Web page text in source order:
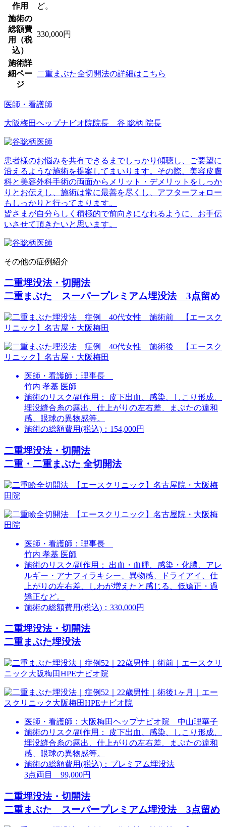
作用
ど。
施術の
総額費
用（税
込）
330,000円
施術詳
細ペー
ジ
二重まぶた全切開法の詳細はこちら
医師・看護師
大阪梅田ヘップナビオ院院長 谷 聡柄 院長
患者様のお悩みを共有できるまでしっかり傾聴し、ご要望に
沿えるような施術を提案してまいります。その際、美容皮膚
科と美容外科手術の両面からメリット・デメリットをしっか
りとお伝えし、施術は常に最善を尽くし、アフターフォロー
もしっかりと行ってまります。
皆さまが自分らしく積極的で前向きになれるように、お手伝
いさせて頂きたいと思います。
その他の症例紹介
二重埋没法・切開法
二重まぶた スーパープレミアム埋没法 3点留め
医師・看護師： 理事長
竹内 孝基 医師
施術のリスク/副作用：
皮下出血、感染、しこり形成、
埋没縫合糸の露出、仕上がりの左右差、まぶたの違和
感、眼球の異物感等。
施術の総額費用(税込)： 154,000円
二重埋没法・切開法
二重・二重まぶた 全切開法
医師・看護師： 理事長
竹内 孝基 医師
施術のリスク/副作用：
出血・血腫、感染・化膿、アレ
ルギー・アナフィラキシー、異物感、ドライアイ、仕
上がりの左右差、しわが増えたと感じる、低矯正・過
矯正など。
施術の総額費用(税込)： 330,000円
二重埋没法・切開法
二重まぶた埋没法
医師・看護師： 大阪梅田ヘップナビオ院 中山理華子
施術のリスク/副作用：
皮下出血、感染、しこり形成、
埋没縫合糸の露出、仕上がりの左右差、まぶたの違和
感、眼球の異物感等。
施術の総額費用(税込)： プレミアム埋没法⁣⁣
3点両目 99,000円⁣
二重埋没法・切開法
二重まぶた スーパープレミアム埋没法 3点留め